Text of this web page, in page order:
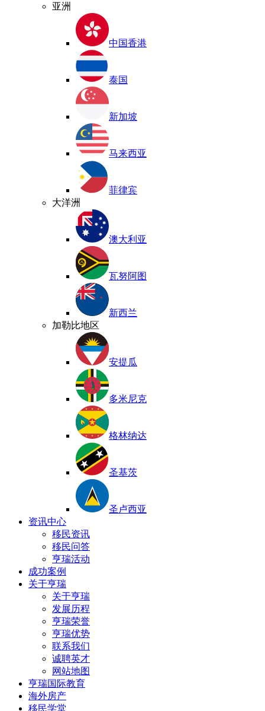
亚洲
中国香港
泰国
新加坡
马来西亚
菲律宾
大洋洲
澳大利亚
瓦努阿图
新西兰
加勒比地区
安提瓜
多米尼克
格林纳达
圣基茨
圣卢西亚
资讯中心
移民资讯
移民问答
亨瑞活动
成功案例
关于亨瑞
关于亨瑞
发展历程
亨瑞荣誉
亨瑞优势
联系我们
诚聘英才
网站地图
亨瑞国际教育
海外房产
移民学堂